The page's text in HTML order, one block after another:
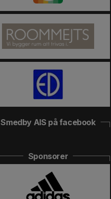
Smedby AIS på facebook
Sponsorer